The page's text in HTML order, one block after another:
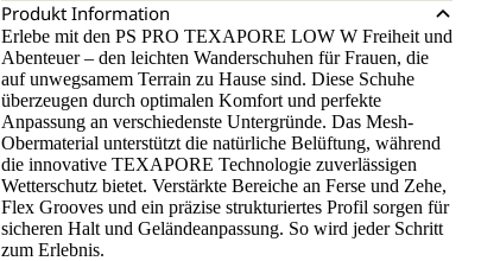
Produkt Information
Erlebe mit den PS PRO TEXAPORE LOW W Freiheit und
Abenteuer – den leichten Wanderschuhen für Frauen, die
auf unwegsamem Terrain zu Hause sind. Diese Schuhe
überzeugen durch optimalen Komfort und perfekte
Anpassung an verschiedenste Untergründe. Das Mesh-
Obermaterial unterstützt die natürliche Belüftung, während
die innovative TEXAPORE Technologie zuverlässigen
Wetterschutz bietet. Verstärkte Bereiche an Ferse und Zehe,
Flex Grooves und ein präzise strukturiertes Profil sorgen für
sicheren Halt und Geländeanpassung. So wird jeder Schritt
zum Erlebnis.